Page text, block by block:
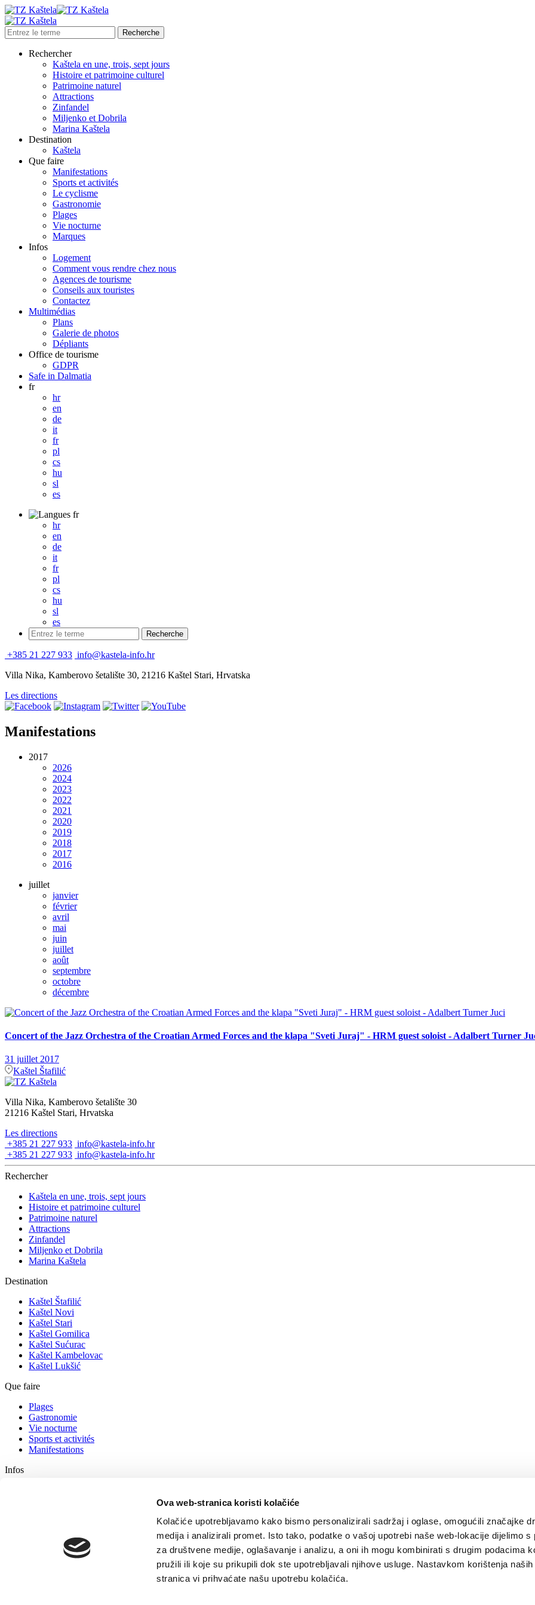
Ova web-stranica koristi kolačiće
Kolačiće upotrebljavamo kako bismo personalizirali sadržaj i oglase, omogućili značajke
medija i analizirali promet. Isto tako, podatke o vašoj upotrebi naše web-lokacije dijelimo s
za društvene medije, oglašavanje i analizu, a oni ih mogu kombinirati s drugim podacima
pružili ili koje su prikupili dok ste upotrebljavali njihove usluge. Nastavkom korištenja
stranica vi prihvaćate našu upotrebu kolačića.
Rechercher
Kaštela en une, trois, sept jours
Histoire et patrimoine culturel
Patrimoine naturel
Attractions
Zinfandel
Miljenko et Dobrila
Marina Kaštela
Destination
Kaštela
Que faire
Manifestations
Sports et activités
Le cyclisme
Gastronomie
Plages
Vie nocturne
Marques
Infos
Logement
Comment vous rendre chez nous
Agences de tourisme
Conseils aux touristes
Contactez
Multimédias
Plans
Galerie de photos
Dépliants
Office de tourisme
GDPR
Safe in Dalmatia
fr
hr
en
de
it
fr
pl
cs
hu
sl
es
fr
hr
en
de
it
fr
pl
cs
hu
sl
es
+385 21 227 933 info@kastela-info.hr
Villa Nika, Kamberovo šetalište 30, 21216 Kaštel Stari, Hrvatska
Les directions
Manifestations
2017
2026
2024
2023
2022
2021
2020
2019
2018
2017
2016
juillet
janvier
février
avril
mai
juin
juillet
août
septembre
octobre
décembre
Concert of the Jazz Orchestra of the Croatian Armed Forces and the klapa "Sveti Juraj" - HRM guest soloist - Adalbert Turner
31 juillet 2017
Kaštel Štafilić
Villa Nika, Kamberovo šetalište 30
21216 Kaštel Stari, Hrvatska
Les directions
+385 21 227 933 info@kastela-info.hr
+385 21 227 933 info@kastela-info.hr
Rechercher
Kaštela en une, trois, sept jours
Histoire et patrimoine culturel
Patrimoine naturel
Attractions
Zinfandel
Miljenko et Dobrila
Marina Kaštela
Destination
Kaštel Štafilić
Kaštel Novi
Kaštel Stari
Kaštel Gomilica
Kaštel Sućurac
Kaštel Kambelovac
Kaštel Lukšić
Que faire
Plages
Gastronomie
Vie nocturne
Sports et activités
Manifestations
Infos
Office de tourisme